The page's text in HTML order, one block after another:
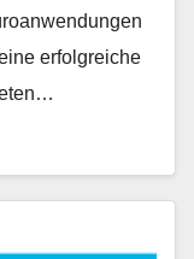
erfolgreiche